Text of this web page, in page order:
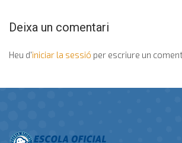
Deixa un comentari
Heu d'iniciar la sessió per escriure un